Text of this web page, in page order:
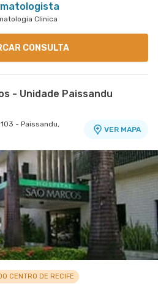
Clinica
CONSULTA
- Unidade Paissandu
- Paissandu,
VER MAPA
CENTRO DE RECIFE